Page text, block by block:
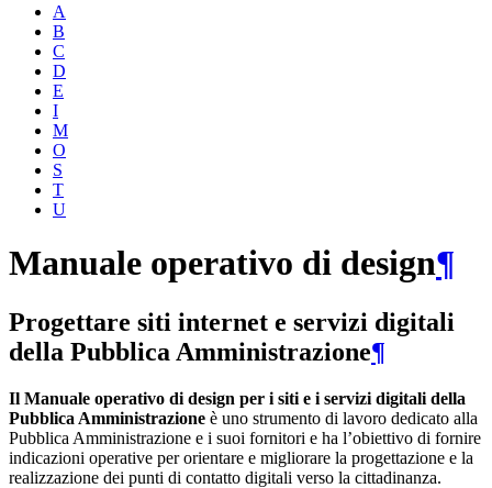
A
B
C
D
E
I
M
O
S
T
U
Manuale operativo di design¶
Progettare siti internet e servizi digitali
della Pubblica Amministrazione¶
Il Manuale operativo di design per i siti e i servizi digitali della
Pubblica Amministrazione è uno strumento di lavoro dedicato alla
Pubblica Amministrazione e i suoi fornitori e ha l’obiettivo di fornire
indicazioni operative per orientare e migliorare la progettazione e la
realizzazione dei punti di contatto digitali verso la cittadinanza.